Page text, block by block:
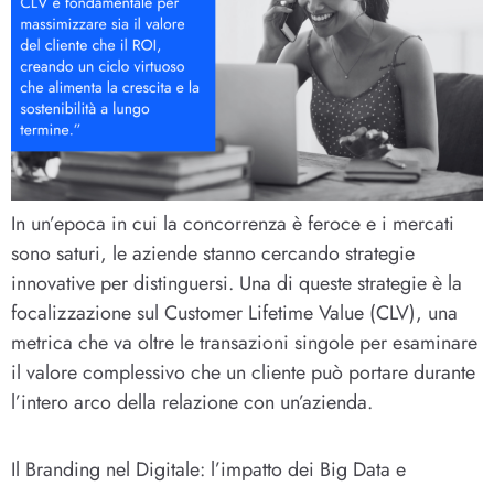
In un’epoca in cui la concorrenza è feroce e i mercati
sono saturi, le aziende stanno cercando strategie
innovative per distinguersi. Una di queste strategie è la
focalizzazione sul Customer Lifetime Value (CLV), una
metrica che va oltre le transazioni singole per esaminare
il valore complessivo che un cliente può portare durante
l’intero arco della relazione con un’azienda.
Il Branding nel Digitale: l’impatto dei Big Data e